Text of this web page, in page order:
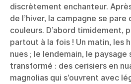
discrètement enchanteur.
de l’hiver, la campagne se pare
couleurs. D’abord timidement,
partout à la fois ! Un matin, les
nues ; le lendemain, le paysage
transformé : des cerisiers en
magnolias qui s’ouvrent avec